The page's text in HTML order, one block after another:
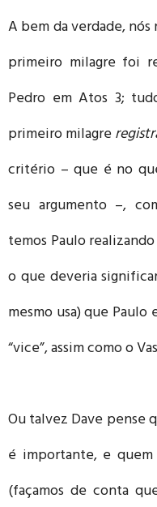
A bem da verdade,
primeiro milagre foi
Pedro em Atos 3;
primeiro milagre
critério – que é no
seu argumento –,
temos Paulo
o que deveria
mesmo usa) que
“vice”, assim como o
Ou talvez Dave pense
é importante, e
(façamos de conta